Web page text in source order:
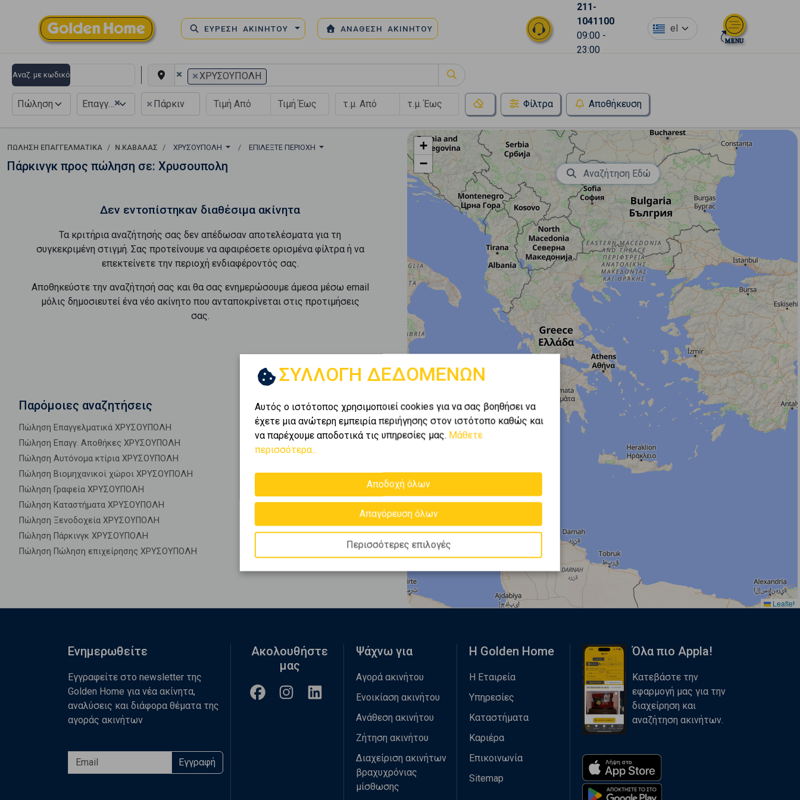
ΕΥΡΕΣΗ ΑΚΙΝΗΤΟΥ ΑΝΑΘΕΣΗ ΑΚΙΝΗΤΟΥ
211-
1041100
09:00 -
23:00
el
Αναζ. με κωδικό × ×ΧΡΥΣΟΥΠΟΛΗ
Πώληση ×
Επαγγελματικό × Πάρκιν Φίλτρα Αποθήκευση
ΠΏΛΗΣΗ ΕΠΑΓΓΕΛΜΑΤΙΚΆ Ν.ΚΑΒΑΛΑΣ ΧΡΥΣΟΥΠΟΛΗ ΕΠΙΛΈΞΤΕ ΠΕΡΙΟΧΉ
Πάρκινγκ προς πώληση σε: Χρυσουπολη
Δεν εντοπίστηκαν διαθέσιμα ακίνητα
Τα κριτήρια αναζήτησής σας δεν απέδωσαν αποτελέσματα για τη
συγκεκριμένη στιγμή. Σας προτείνουμε να αφαιρέσετε ορισμένα φίλτρα ή να
επεκτείνετε την περιοχή ενδιαφέροντός σας.
Αποθηκεύστε την αναζήτησή σας και θα σας ενημερώσουμε άμεσα μέσω email
μόλις δημοσιευτεί ένα νέο ακίνητο που ανταποκρίνεται στις προτιμήσεις
σας.
Παρόμοιες αναζητήσεις
Πώληση Επαγγελματικά ΧΡΥΣΟΥΠΟΛΗ
Πώληση Επαγγ. Αποθήκες ΧΡΥΣΟΥΠΟΛΗ
Πώληση Αυτόνομα κτίρια ΧΡΥΣΟΥΠΟΛΗ
Πώληση Βιομηχανικοί χώροι ΧΡΥΣΟΥΠΟΛΗ
Πώληση Γραφεία ΧΡΥΣΟΥΠΟΛΗ
Πώληση Καταστήματα ΧΡΥΣΟΥΠΟΛΗ
Πώληση Ξενοδοχεία ΧΡΥΣΟΥΠΟΛΗ
Πώληση Πάρκινγκ ΧΡΥΣΟΥΠΟΛΗ
Πώληση Πώληση επιχείρησης ΧΡΥΣΟΥΠΟΛΗ
+
−
Leaflet
Αναζήτηση Εδώ
ΣΥΛΛΟΓΗ ΔΕΔΟΜΕΝΩΝ
Αυτός ο ιστότοπος χρησιμοποιεί cookies για να σας βοηθήσει να
έχετε μια ανώτερη εμπειρία περιήγησης στον ιστότοπο καθώς και
να παρέχουμε αποδοτικά τις υπηρεσίες μας. Μάθετε
περισσότερα...
Αποδοχή όλων
Απαγόρευση όλων
Περισσότερες επιλογές
Ενημερωθείτε
Εγγραφείτε στο newsletter της
Golden Home για νέα ακίνητα,
αναλύσεις και διάφορα θέματα της
αγοράς ακινήτων
Εγγραφή
Ακολουθήστε
μας
Ψάχνω για
Αγορά ακινήτου
Ενοικίαση ακινήτου
Ανάθεση ακινήτου
Ζήτηση ακινήτου
Διαχείριση ακινήτων
βραχυχρόνιας
μίσθωσης
Η Golden Home
Η Εταιρεία
Υπηρεσίες
Καταστήματα
Καριέρα
Επικοινωνία
Sitemap
Όλα πιο Appla!
Κατεβάστε την
εφαρμογή μας για την
διαχείρηση και
αναζήτηση ακινήτων.